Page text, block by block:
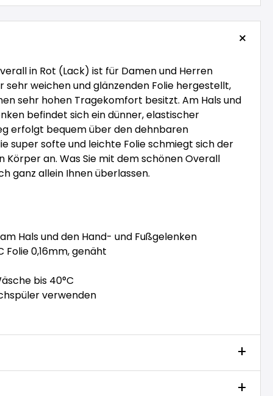
in Rot (Lack) ist für Damen und Herren
sehr weichen und glänzenden Folie hergestellt,
sehr hohen Tragekomfort besitzt. Am Hals und
befindet sich ein dünner, elastischer
erfolgt bequem über den dehnbaren
super softe und leichte Folie schmiegt sich der
Körper an. Was Sie mit dem schönen Overall
ganz allein Ihnen überlassen.
Hals und den Hand- und Fußgelenken
Folie 0,16mm, genäht
bis 40°C
verwenden